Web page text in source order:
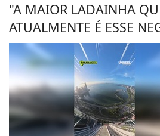
"A MAIOR LADAINHA
ATUALMENTE É ESSE